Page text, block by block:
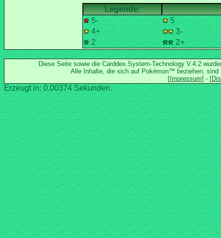
5-
5
4+
3-
2
2+
Diese Seite sowie die Carddex.System-Technology V.4.2
Alle Inhalte, die sich auf Pokémon™ beziehen, sind
Erzeugt in: 0.00374 Sekunden.